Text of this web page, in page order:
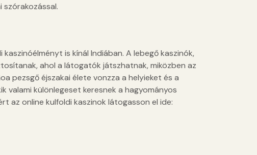
szórakozással.
is kínál Indiában. A lebegő kaszinók,
ahol a látogatók játszhatnak, miközben az
pezsgő éjszakai élete vonzza a helyieket és a
valami különlegeset keresnek a hagyományos
az online kulfoldi kaszinok látogasson el ide: